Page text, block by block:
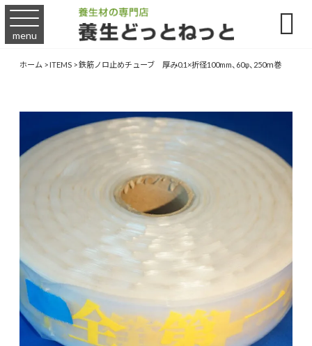
menu 
ホーム>ITEMS>鉄筋ノロ止めチューブ 厚み0.1×折径100mm、60φ、250ｍ巻